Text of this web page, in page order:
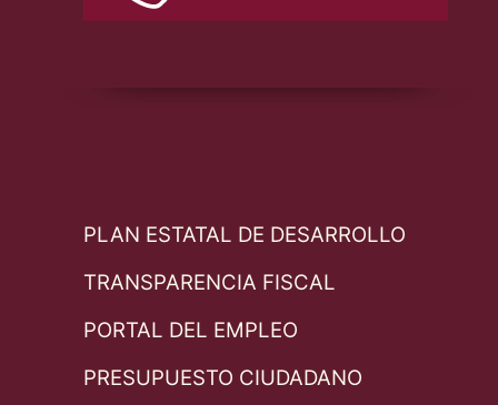
PLAN ESTATAL DE DESARROLLO
TRANSPARENCIA FISCAL
PORTAL DEL EMPLEO
PRESUPUESTO CIUDADANO